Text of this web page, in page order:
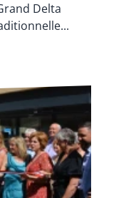
Delta